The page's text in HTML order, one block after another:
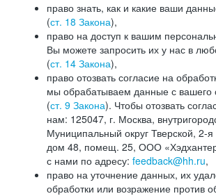
право знать, как и какие ваши
(ст. 18 Закона),
право на доступ к вашим
Вы можете запросить их у нас в
(ст. 14 Закона),
право отозвать согласие на
мы обрабатываем данные с вашего
(ст. 9 Закона). Чтобы отозвать
нам: 125047, г. Москва,
Муниципальный округ Тверской, 2-я
дом 48, помещ. 25, ООО
с нами по адресу: feedback@hh.ru,
право на уточнение данных, их
обработки или возражение против